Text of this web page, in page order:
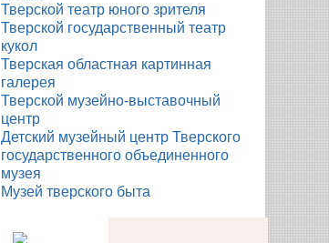
Тверской театр юного зрителя
Тверской государственный театр
кукол
Тверская областная картинная
галерея
Тверской музейно-выставочный
центр
Детский музейный центр Тверского
государственного объединенного
музея
Музей тверского быта